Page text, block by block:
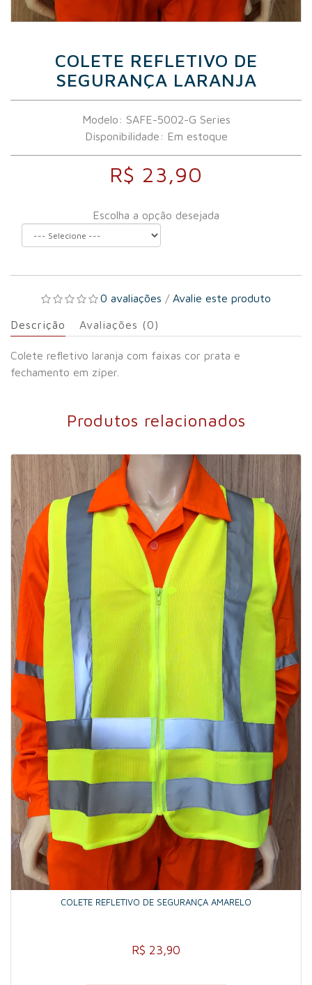
COLETE REFLETIVO DE
SEGURANÇA LARANJA
Modelo: SAFE-5002-G Series
Disponibilidade: Em estoque
R$ 23,90
Escolha a opção desejada
0 avaliações / Avalie este produto
Descrição Avaliações (0)
Colete refletivo laranja com faixas cor prata e
fechamento em zíper.
Produtos relacionados
COLETE REFLETIVO DE SEGURANÇA AMARELO
R$ 23,90